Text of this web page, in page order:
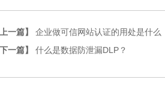
一篇】 企业做可信网站认证的用处是什么
一篇】 什么是数据防泄漏DLP？